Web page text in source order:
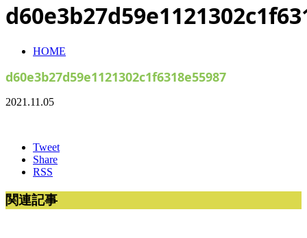
HOME
d60e3b27d59e1121302c1f6318e55987
2021.11.05
Tweet
Share
RSS
関連記事